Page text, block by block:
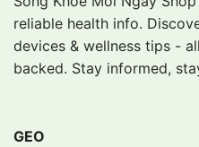
reliable health info.
devices & wellness tips -
backed. Stay informed,
GEO